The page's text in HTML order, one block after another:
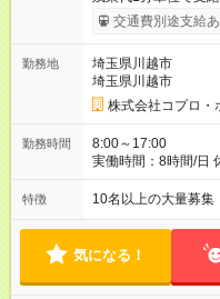
交通費別途支給あ
勤務地
埼玉県川越市
埼玉県川越市
株式会社コプロ・
勤務時間
8:00～17:00
実働時間：8時間/日 休憩1時間 残業はほと
る日が多い働き方で
ので、 「今日やるべ
方を大切にしていま
特徴 10名以上の大量募集
気になる！